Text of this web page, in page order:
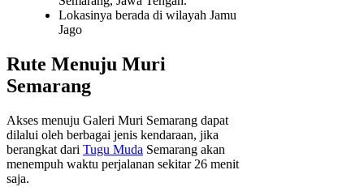
Lokasinya berada di wilayah Jamu
Jago
Rute Menuju Muri
Semarang
Akses menuju Galeri Muri Semarang dapat
dilalui oleh berbagai jenis kendaraan, jika
berangkat dari Tugu Muda Semarang akan
menempuh waktu perjalanan sekitar 26 menit
saja.